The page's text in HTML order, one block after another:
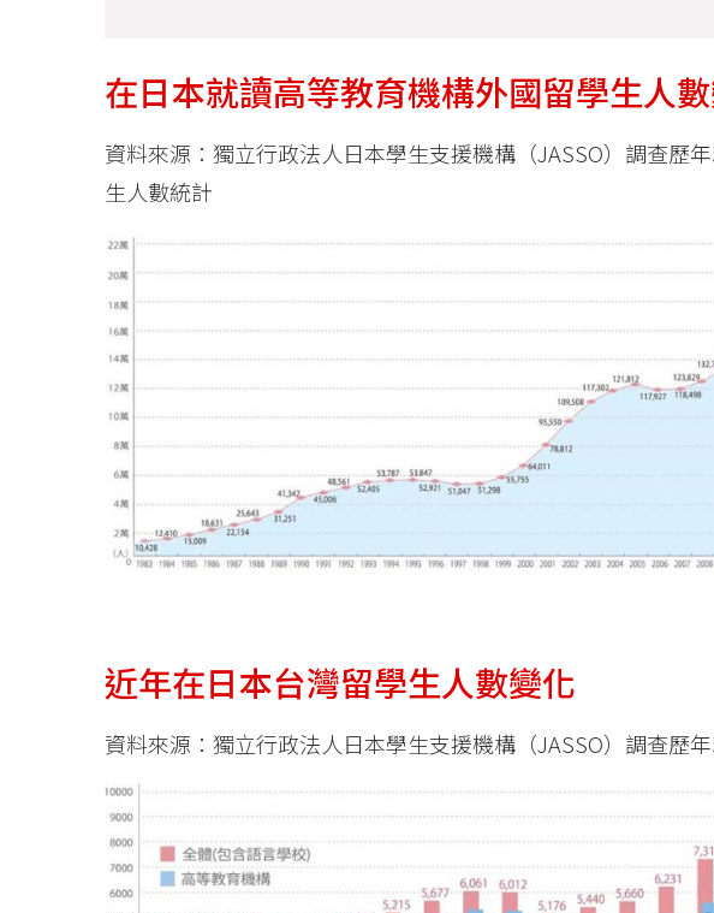
在日本就讀高等教育機構外國留學生人
資料來源：獨立行政法人日本學生支援機構（JASSO）調查歷
生人數統計
近年在日本台灣留學生人數變化
資料來源：獨立行政法人日本學生支援機構（JASSO）調查歷